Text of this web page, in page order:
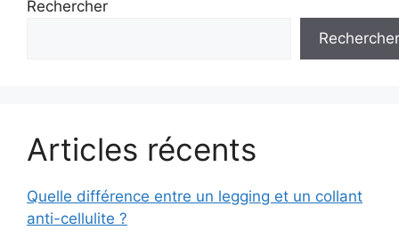
Rechercher
Rechercher
Articles récents
Quelle différence entre un legging et un collant
anti-cellulite ?